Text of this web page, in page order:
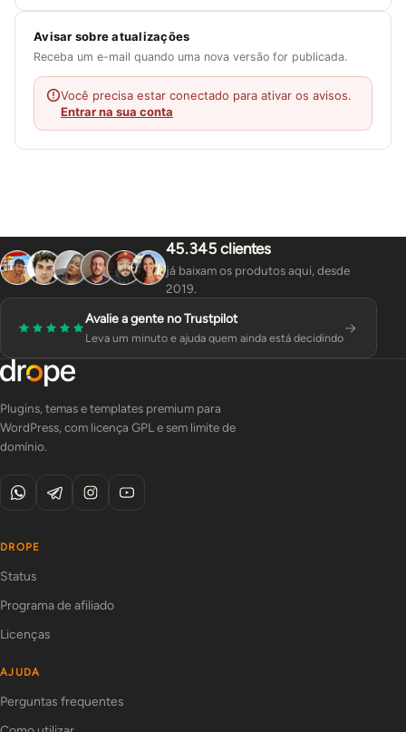
Avisar sobre atualizações
Receba um e-mail quando uma nova versão for publicada.
Você precisa estar conectado para ativar os avisos.
Entrar na sua conta
45.345 clientes
já baixam os produtos aqui, desde
2019.
Avalie a gente no Trustpilot
Leva um minuto e ajuda quem ainda está decidindo
Plugins, temas e templates premium para
WordPress, com licença GPL e sem limite de
domínio.
DROPE
Status
Programa de afiliado
Licenças
AJUDA
Perguntas frequentes